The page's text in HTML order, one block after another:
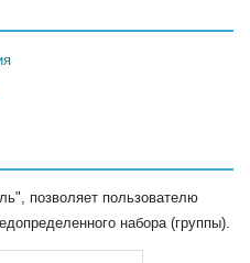
позволяет пользователю
набора (группы).